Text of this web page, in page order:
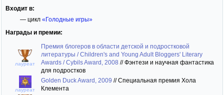
Входит в:
— цикл «Голодные игры»
Награды и премии:
лауреат
Премия блогеров в области детской и подростковой
литературы / Children's and Young Adult Bloggers' Literary
Awards / Cybils Award, 2008 //Фэнтези и научная фантастика
для подростков
лауреат
Golden Duck Award, 2009 //Специальная премия Хола
Клемента